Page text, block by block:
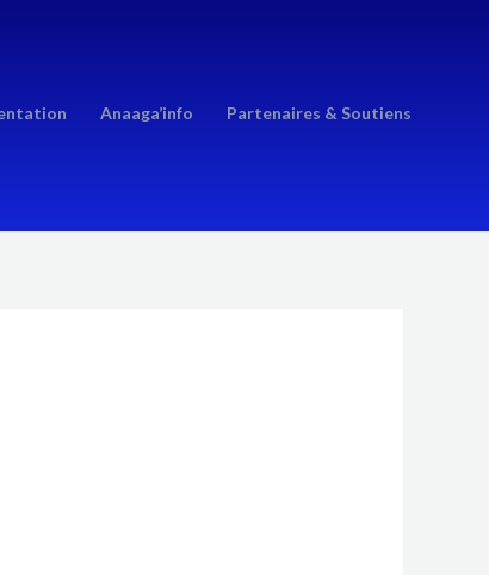
Anaaga’info
Partenaires & Soutiens